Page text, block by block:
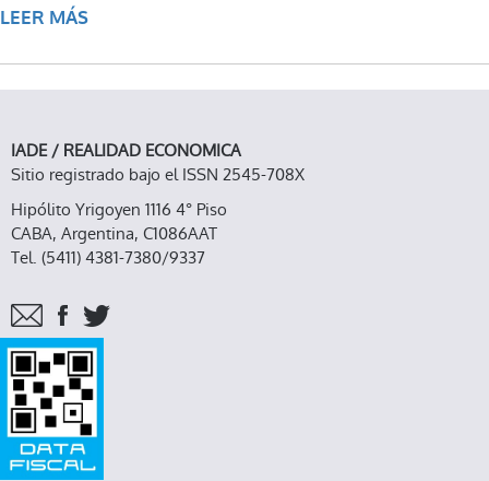
LEER MÁS
IADE / REALIDAD ECONOMICA
Sitio registrado bajo el ISSN 2545-708X
Hipólito Yrigoyen 1116 4° Piso
CABA, Argentina, C1086AAT
Tel. (5411) 4381-7380/9337